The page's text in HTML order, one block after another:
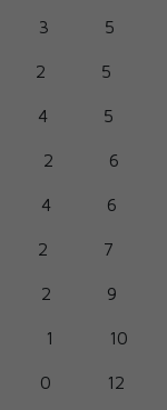
3 5
2 5
4 5
2 6
4 6
2 7
2 9
1 10
0 12